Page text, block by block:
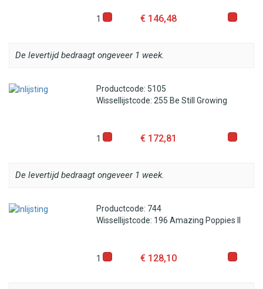
1 € 146,48
De levertijd bedraagt ongeveer 1 week.
Productcode: 5105
Wissellijstcode: 255 Be Still Growing
1 € 172,81
De levertijd bedraagt ongeveer 1 week.
Productcode: 744
Wissellijstcode: 196 Amazing Poppies II
1 € 128,10